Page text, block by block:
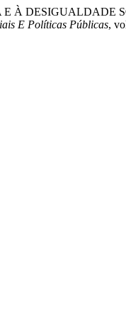
E À
E Políticas Públicas,